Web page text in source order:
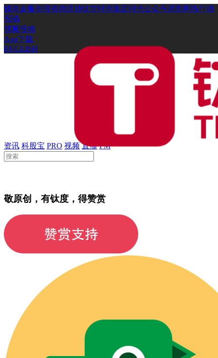
媒体企服创投咨询活动钛空时间集团时光公众号清朗网络行动
写稿
视频投稿
App下载
ENGLISH
资讯 科股宝 PRO 视频 直播 FM
敬原创，有钛度，得赞赏